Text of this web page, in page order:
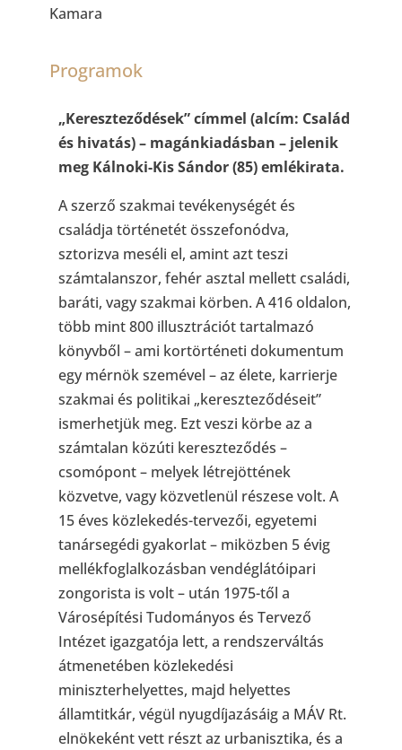
Kamara
Programok
„Kereszteződések” címmel (alcím: Család
és hivatás) – magánkiadásban – jelenik
meg Kálnoki-Kis Sándor (85) emlékirata.
A szerző szakmai tevékenységét és
családja történetét összefonódva,
sztorizva meséli el, amint azt teszi
számtalanszor, fehér asztal mellett családi,
baráti, vagy szakmai körben. A 416 oldalon,
több mint 800 illusztrációt tartalmazó
könyvből – ami kortörténeti dokumentum
egy mérnök szemével – az élete, karrierje
szakmai és politikai „kereszteződéseit”
ismerhetjük meg. Ezt veszi körbe az a
számtalan közúti kereszteződés –
csomópont – melyek létrejöttének
közvetve, vagy közvetlenül részese volt. A
15 éves közlekedés-tervezői, egyetemi
tanársegédi gyakorlat – miközben 5 évig
mellékfoglalkozásban vendéglátóipari
zongorista is volt – után 1975-től a
Városépítési Tudományos és Tervező
Intézet igazgatója lett, a rendszerváltás
átmenetében közlekedési
miniszterhelyettes, majd helyettes
államtitkár, végül nyugdíjazásáig a MÁV Rt.
elnökeként vett részt az urbanisztika, és a